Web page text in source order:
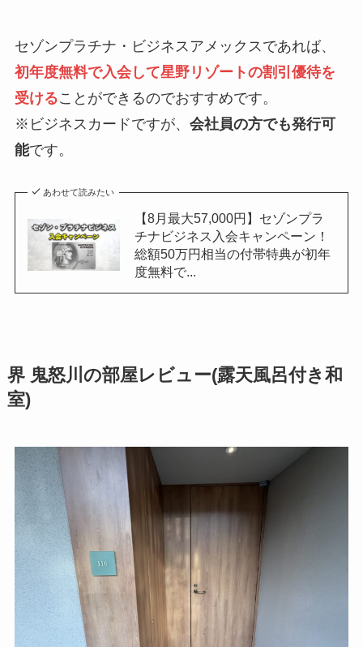
セゾンプラチナ・ビジネスアメックスであれば、
初年度無料で入会して星野リゾートの割引優待を
受けることができるのでおすすめです。
※ビジネスカードですが、 会社員の方でも発行可
能です。
あわせて読みたい
【8月最大57,000円】セゾンプラ
チナビジネス入会キャンペーン！
総額50万円相当の付帯特典が初年
度無料で...
界 鬼怒川の部屋レビュー(露天風呂付き和
室)